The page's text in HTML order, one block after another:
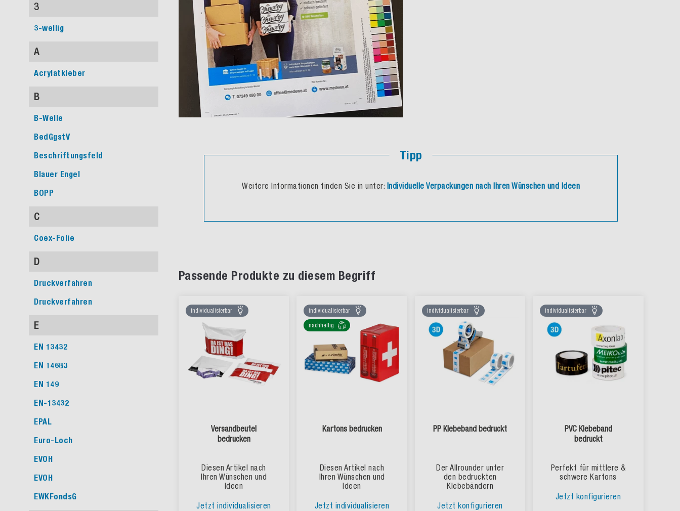
Tipp
Weitere Informationen finden Sie in unter: Individuelle Verpackungen nach Ihren Wünschen und Ideen
Passende Produkte zu diesem Begriff
individualisierbar
Versandbeutel
bedrucken
Diesen Artikel nach
Ihren Wünschen und
Ideen
Jetzt individualisieren
individualisierbar
nachhaltig
Kartons bedrucken
Diesen Artikel nach
Ihren Wünschen und
Ideen
Jetzt individualisieren
individualisierbar
PP Klebeband bedruckt
Der Allrounder unter
den bedruckten
Klebebändern
Jetzt konfigurieren
individualisierbar
PVC Klebeband
bedruckt
Perfekt für mittlere &
schwere Kartons
Jetzt konfigurieren
3
3-wellig
A
Acrylatkleber
B
B-Welle
BedGgstV
Beschriftungsfeld
Blauer Engel
BOPP
C
Coex-Folie
D
Druckverfahren
Druckverfahren
E
EN 13432
EN 14683
EN 149
EN-13432
EPAL
Euro-Loch
EVOH
EVOH
EWKFondsG